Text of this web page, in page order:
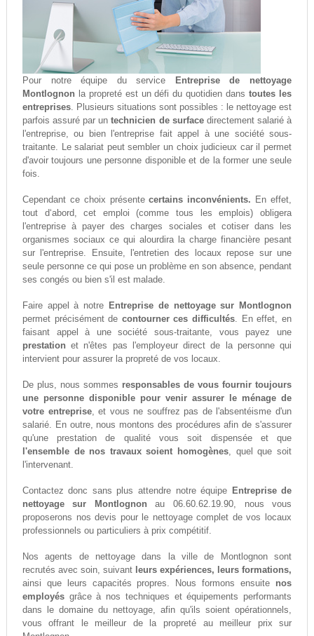
Pour notre équipe du service
Entreprise de nettoyage
Montlognon la propreté est un défi du quotidien danstoutes les
entreprises. Plusieurs situations sont possibles : le nettoyage est
parfois assuré par untechnicien de surfacedirectement salarié à
l'entreprise, ou bien l'entreprise fait appel à une société sous-
traitante. Le salariat peut sembler un choix judicieux car il permet
d'avoir toujours une personne disponible et de la former une seule
fois.
Cependant ce choix présentecertains inconvénients. En effet,
tout d‘abord, cet emploi (comme tous les emplois) obligera
l'entreprise à payer des charges sociales et cotiser dans les
organismes sociaux ce qui alourdira la charge financière pesant
sur l'entreprise. Ensuite, l'entretien des locaux repose sur une
seule personne ce qui pose un problème en son absence, pendant
ses congés ou bien s'il est malade.
Faire appel à notre Entreprise de nettoyage sur Montlognon
permet précisément de contourner ces difficultés. En effet, en
faisant appel à une société sous-traitante, vous payez une
prestation et n'êtes pas l'employeur direct de la personne qui
intervient pour assurer la propreté de vos locaux.
De plus, nous sommes responsables de vous fournir toujours
une personne disponible pour venir assurer le ménage de
votre entreprise, et vous ne souffrez pas de l'absentéisme d'un
salarié. En outre, nous montons des procédures afin de s'assurer
qu'une prestation de qualité vous soit dispensée et que
l'ensemble de nos travaux soient homogènes, quel que soit
l'intervenant.
Contactez donc sans plus attendre notre équipe Entreprise de
nettoyage sur Montlognon au 06.60.62.19.90, nous vous
proposerons nos devis pour le nettoyage complet de vos locaux
professionnels ou particuliers à prix compétitif.
Nos agents de nettoyage dans la ville de Montlognon sont
recrutés avec soin, suivant leurs expériences, leurs formations,
ainsi que leurs capacités propres. Nous formons ensuite nos
employésgrâce à nos techniques et équipements performants
dans le domaine du nettoyage, afin qu'ils soient opérationnels,
vous offrant le meilleur de la propreté au meilleur prix sur